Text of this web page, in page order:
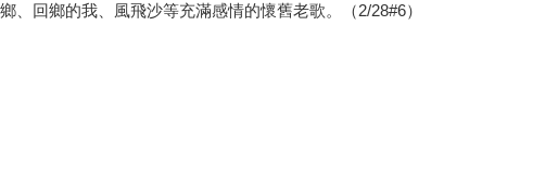
、回鄉的我、風飛沙等充滿感情的懷舊老歌。（2/28#6）